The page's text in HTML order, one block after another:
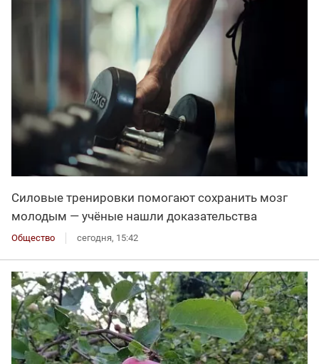
Силовые тренировки помогают сохранить мозг
молодым — учёные нашли доказательства
Общество сегодня, 15:42